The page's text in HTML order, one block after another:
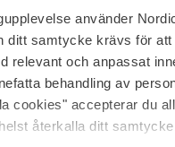
använder
ditt samtycke krävs för
relevant och anpassat
behandling av
cookies" accepterar du
återkalla ditt
NordicFeel
Om os
Karriere